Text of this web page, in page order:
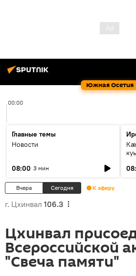
Южная Осетия
00:00
Главные темы
Новости
08:00 3 мин
Вчера Сегодня К эфиру
г. Цхинвал 106.3
Цхинвал
Всероссийской
"Свеча памяти"